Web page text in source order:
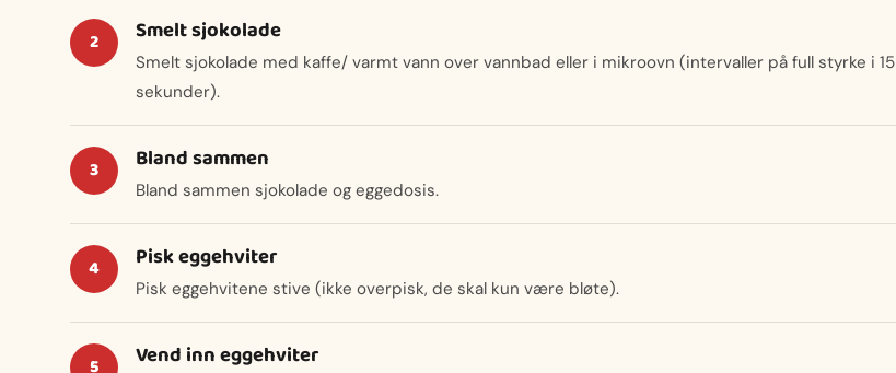
Smelt sjokolade
Smelt sjokolade med kaffe/ varmt vann over vannbad eller i mikroovn (intervaller på full styrke i 15
sekunder).
Bland sammen
Bland sammen sjokolade og eggedosis.
Pisk eggehviter
Pisk eggehvitene stive (ikke overpisk, de skal kun være bløte).
Vend inn eggehviter